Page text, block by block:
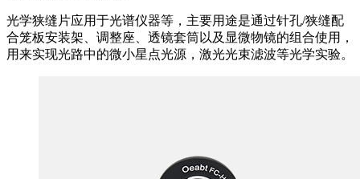
光学狭缝片应用于光谱仪器等，主要用途是通过针孔/狭缝配
合笼板安装架、调整座、透镜套筒以及显微物镜的组合使用，
用来实现光路中的微小星点光源，激光光束滤波等光学实验。